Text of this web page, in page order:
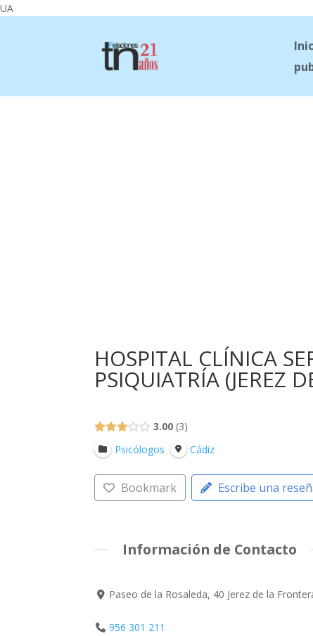
UA
HOSPITAL CLÍNICA
PSIQUIATRÍA (JEREZ
3.00 3
Psicólogos
Cádiz
Bookmark Escribe una
Información de Contacto
Paseo de la Rosaleda, 40 Jerez de la
956 301 211